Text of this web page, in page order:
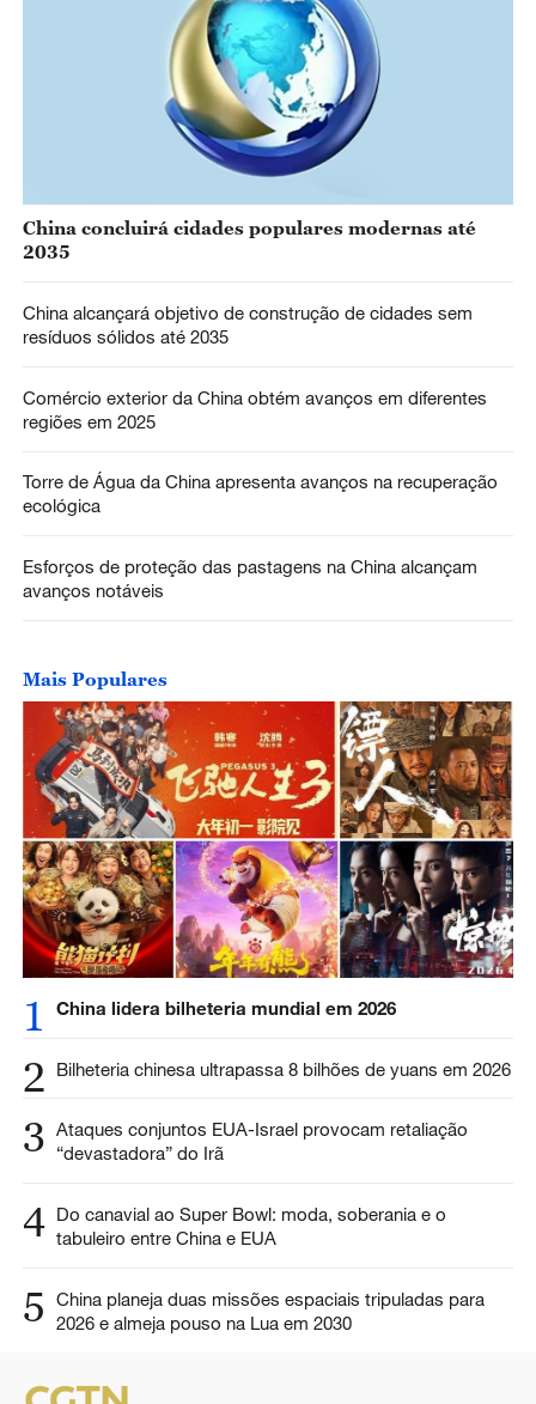
China concluirá cidades populares modernas até
2035
China alcançará objetivo de construção de cidades sem
resíduos sólidos até 2035
Comércio exterior da China obtém avanços em diferentes
regiões em 2025
Torre de Água da China apresenta avanços na recuperação
ecológica
Esforços de proteção das pastagens na China alcançam
avanços notáveis
Mais Populares
1 China lidera bilheteria mundial em 2026
2 Bilheteria chinesa ultrapassa 8 bilhões de yuans em 2026
3 Ataques conjuntos EUA-Israel provocam retaliação
“devastadora” do Irã
4 Do canavial ao Super Bowl: moda, soberania e o
tabuleiro entre China e EUA
5
China planeja duas missões espaciais tripuladas para
2026 e almeja pouso na Lua em 2030